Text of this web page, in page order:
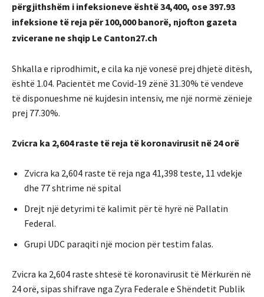
përgjithshëm i infeksioneve është 34,400, ose 397.93
infeksione të reja për 100,000 banorë, njofton gazeta
zvicerane ne shqip Le Canton27.ch
Shkalla e riprodhimit, e cila ka një vonesë prej dhjetë ditësh,
është 1.04. Pacientët me Covid-19 zënë 31.30% të vendeve
të disponueshme në kujdesin intensiv, me një normë zënieje
prej 77.30%.
Zvicra ka 2,604 raste të reja të koronavirusit në 24 orë
Zvicra ka 2,604 raste të reja nga 41,398 teste, 11 vdekje
dhe 77 shtrime në spital
Drejt një detyrimi të kalimit për të hyrë në Pallatin
Federal.
Grupi UDC paraqiti një mocion për testim falas.
Zvicra ka 2,604 raste shtesë të koronavirusit të Mërkurën në
24 orë, sipas shifrave nga Zyra Federale e Shëndetit Publik